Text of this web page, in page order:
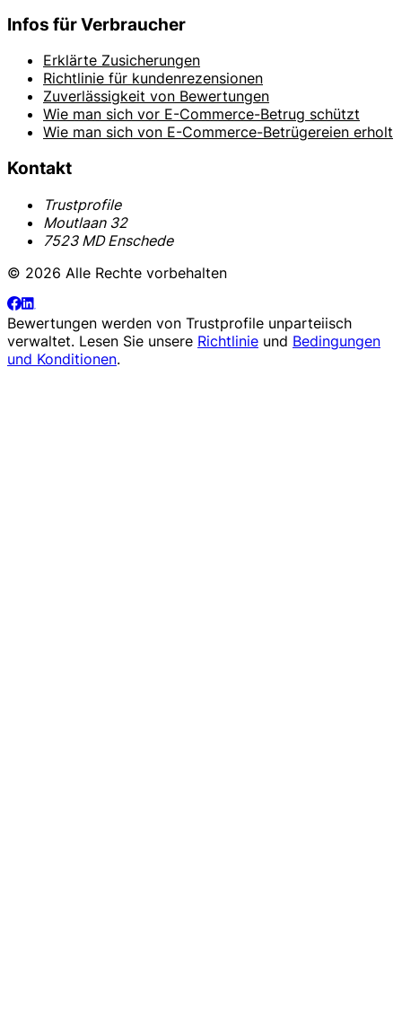
Infos für Verbraucher
Erklärte Zusicherungen
Richtlinie für kundenrezensionen
Zuverlässigkeit von Bewertungen
Wie man sich vor E-Commerce-Betrug schützt
Wie man sich von E-Commerce-Betrügereien erholt
Kontakt
Trustprofile
Moutlaan 32
7523 MD Enschede
© 2026 Alle Rechte vorbehalten
Bewertungen werden von Trustprofile unparteiisch
verwaltet. Lesen Sie unsere Richtlinie und Bedingungen
und Konditionen.